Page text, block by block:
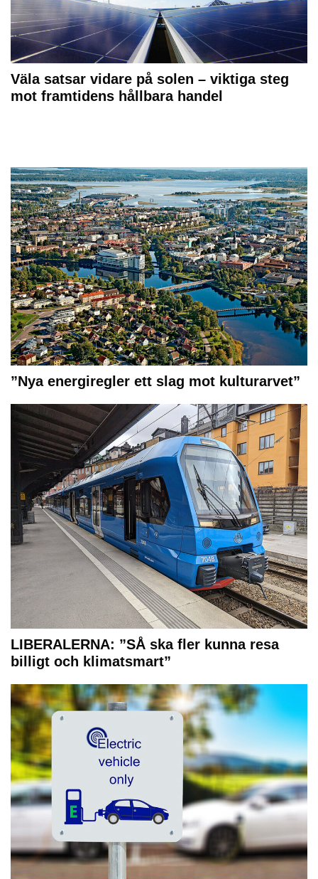
Väla satsar vidare på solen – viktiga steg
mot framtidens hållbara handel
”Nya energiregler ett slag mot kulturarvet”
LIBERALERNA: ”SÅ ska fler kunna resa
billigt och klimatsmart”